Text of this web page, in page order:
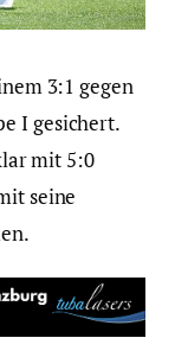
3:1 gegen
I gesichert.
mit 5:0
seine